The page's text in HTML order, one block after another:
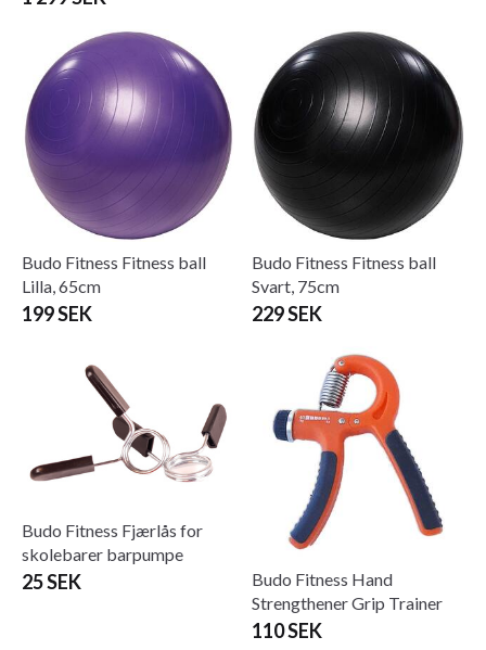
Budo Fitness Fitness ball
Lilla, 65cm
199 SEK
Budo Fitness Fitness ball
Svart, 75cm
229 SEK
Budo Fitness Fjærlås for
skolebarer barpumpe
25 SEK
Budo Fitness Hand
Strengthener Grip Trainer
110 SEK